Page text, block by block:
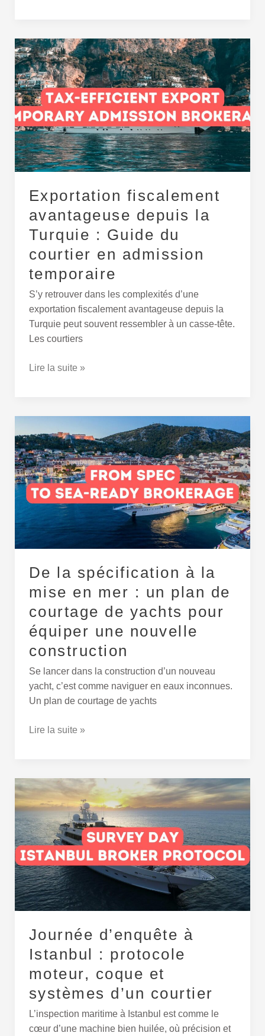
Exportation fiscalement
avantageuse depuis la
Turquie : Guide du
courtier en admission
temporaire
S’y retrouver dans les complexités d’une
exportation fiscalement avantageuse depuis la
Turquie peut souvent ressembler à un casse-tête.
Les courtiers
Exportation
fiscalement
avantageuse
depuis
la
Turquie :
Guide
du
courtier
admission
temporaire
Lire la suite »
De la spécification à la
mise en mer : un plan de
courtage de yachts pour
équiper une nouvelle
construction
Se lancer dans la construction d’un nouveau
yacht, c’est comme naviguer en eaux inconnues.
Un plan de courtage de yachts
la
spécification
à
la
mise
mer :
de
courtage
de
yachts
pour
nouvelle
construction
Lire la suite »
Journée d’enquête à
Istanbul : protocole
moteur, coque et
systèmes d’un courtier
L’inspection maritime à Istanbul est comme le
cœur d’une machine bien huilée, où précision et
d’enquête
à
Istanbul :
protocole
moteur,
coque
et
systèmes
courtier